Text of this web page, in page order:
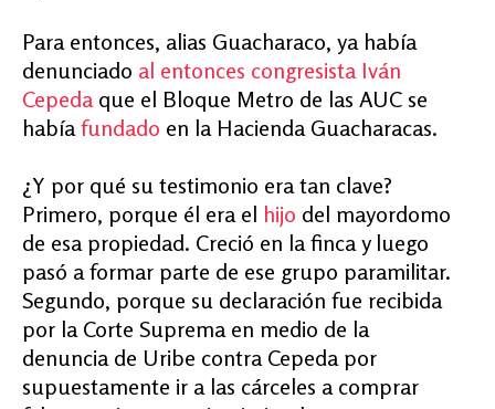
Para entonces, alias Guacharaco, ya había
denunciado al entonces congresista Iván
Cepedaque el Bloque Metro de las AUC se
habíafundado en la Hacienda Guacharacas.
¿Y por qué su testimonio era tan clave?
Primero, porque él era el hijo del mayordomo
de esa propiedad. Creció en la finca y luego
pasó a formar parte de ese grupo paramilitar.
Segundo, porque su declaración fue recibida
por la Corte Suprema en medio de la
denuncia de Uribe contra Cepeda por
supuestamente ir a las cárceles a comprar